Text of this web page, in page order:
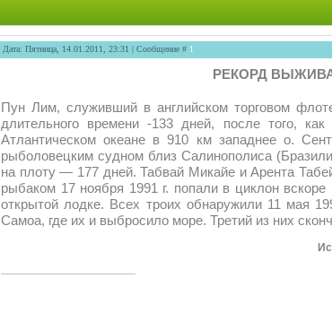
Дата: Пятница, 14.01.2011, 23:31 | Сообщение # 1
РЕКОРД
Пун Лим, служивший в английском торговом
длительного времени -133 дней, после того,
Атлантическом океане в 910 км западнее о.
рыболовецким судном близ Салинополиса
на плоту — 177 дней. Табвай Микайе и Арента
рыбаком 17 ноября 1991 г. попали в циклон
открытой лодке. Всех троих обнаружили 11 мая
Самоа, где их и выбросило море. Третий из них